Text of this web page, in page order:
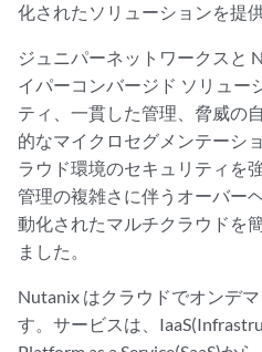
化されたソリューションを提供
ジュニパーネットワークスと
イパーコンバージド ソリュー
ティ、一貫した管理、脅威の
的なマイクロセグメンテーシ
ラウド環境のセキュリティを
管理の複雑さに伴うオーバー
動化されたマルチクラウドを
ました。
Nutanix はクラウドでオンデ
す。サービスは、